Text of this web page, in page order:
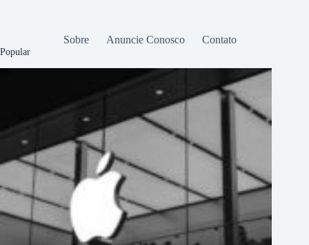
Sobre Anuncie Conosco Contato
Popular